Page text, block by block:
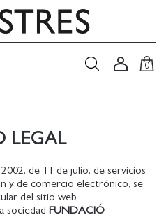
0
LEGAL
de 11 de julio, de servicios
y de comercio electrónico, se
del sitio web
sociedad FUNDACIÓ